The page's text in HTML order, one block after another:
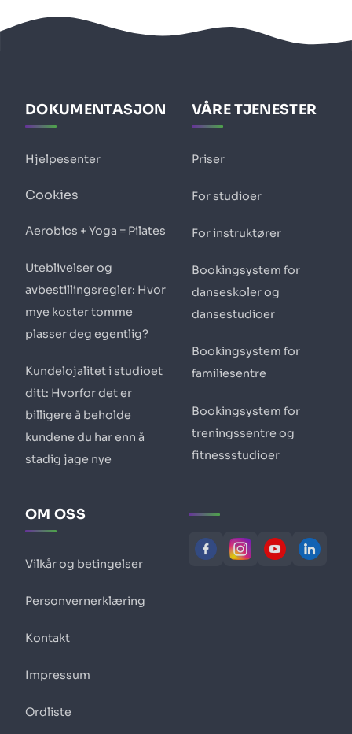
DOKUMENTASJON
Hjelpesenter
Cookies
Aerobics + Yoga = Pilates
Uteblivelser og
avbestillingsregler: Hvor
mye koster tomme
plasser deg egentlig?
Kundelojalitet i studioet
ditt: Hvorfor det er
billigere å beholde
kundene du har enn å
stadig jage nye
VÅRE TJENESTER
Priser
For studioer
For instruktører
Bookingsystem for
danseskoler og
dansestudioer
Bookingsystem for
familiesentre
Bookingsystem for
treningssentre og
fitnessstudioer
OM OSS
Vilkår og betingelser
Personvernerklæring
Kontakt
Impressum
Ordliste